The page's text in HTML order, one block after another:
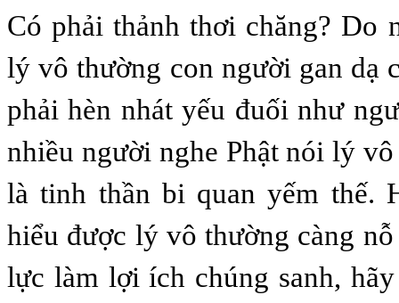
Có phải thảnh thơi chăng? Do
lý vô thường con người gan dạ
phải hèn nhát yếu đuối như
nhiều người nghe Phật nói lý
là tinh thần bi quan yếm thế.
hiểu được lý vô thường càng
lực làm lợi ích chúng sanh,